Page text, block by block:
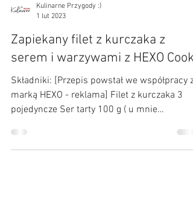
1 lut 2023
Zapiekany filet z kurczaka z
serem i warzywami z HEXO Cooka
Składniki: [Przepis powstał we współpracy z
marką HEXO - reklama] Filet z kurczaka 3
pojedyncze Ser tarty 100 g ( u mnie